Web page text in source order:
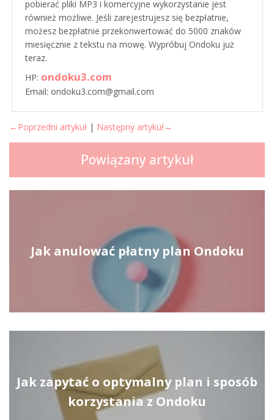
pobierać pliki MP3 i komercyjne wykorzystanie jest
również możliwe. Jeśli zarejestrujesz się bezpłatnie,
możesz bezpłatnie przekonwertować do 5000 znaków
miesięcznie z tekstu na mowę. Wypróbuj Ondoku już
teraz.
HP: ondoku3.com
Email: ondoku3.com@gmail.com
←Poprzedni artykuł | Następny artykuł→
Powiązany artykuł
Jak anulować płatny plan Ondoku
Jak zapytać o optymalny plan i sposób
korzystania z Ondoku